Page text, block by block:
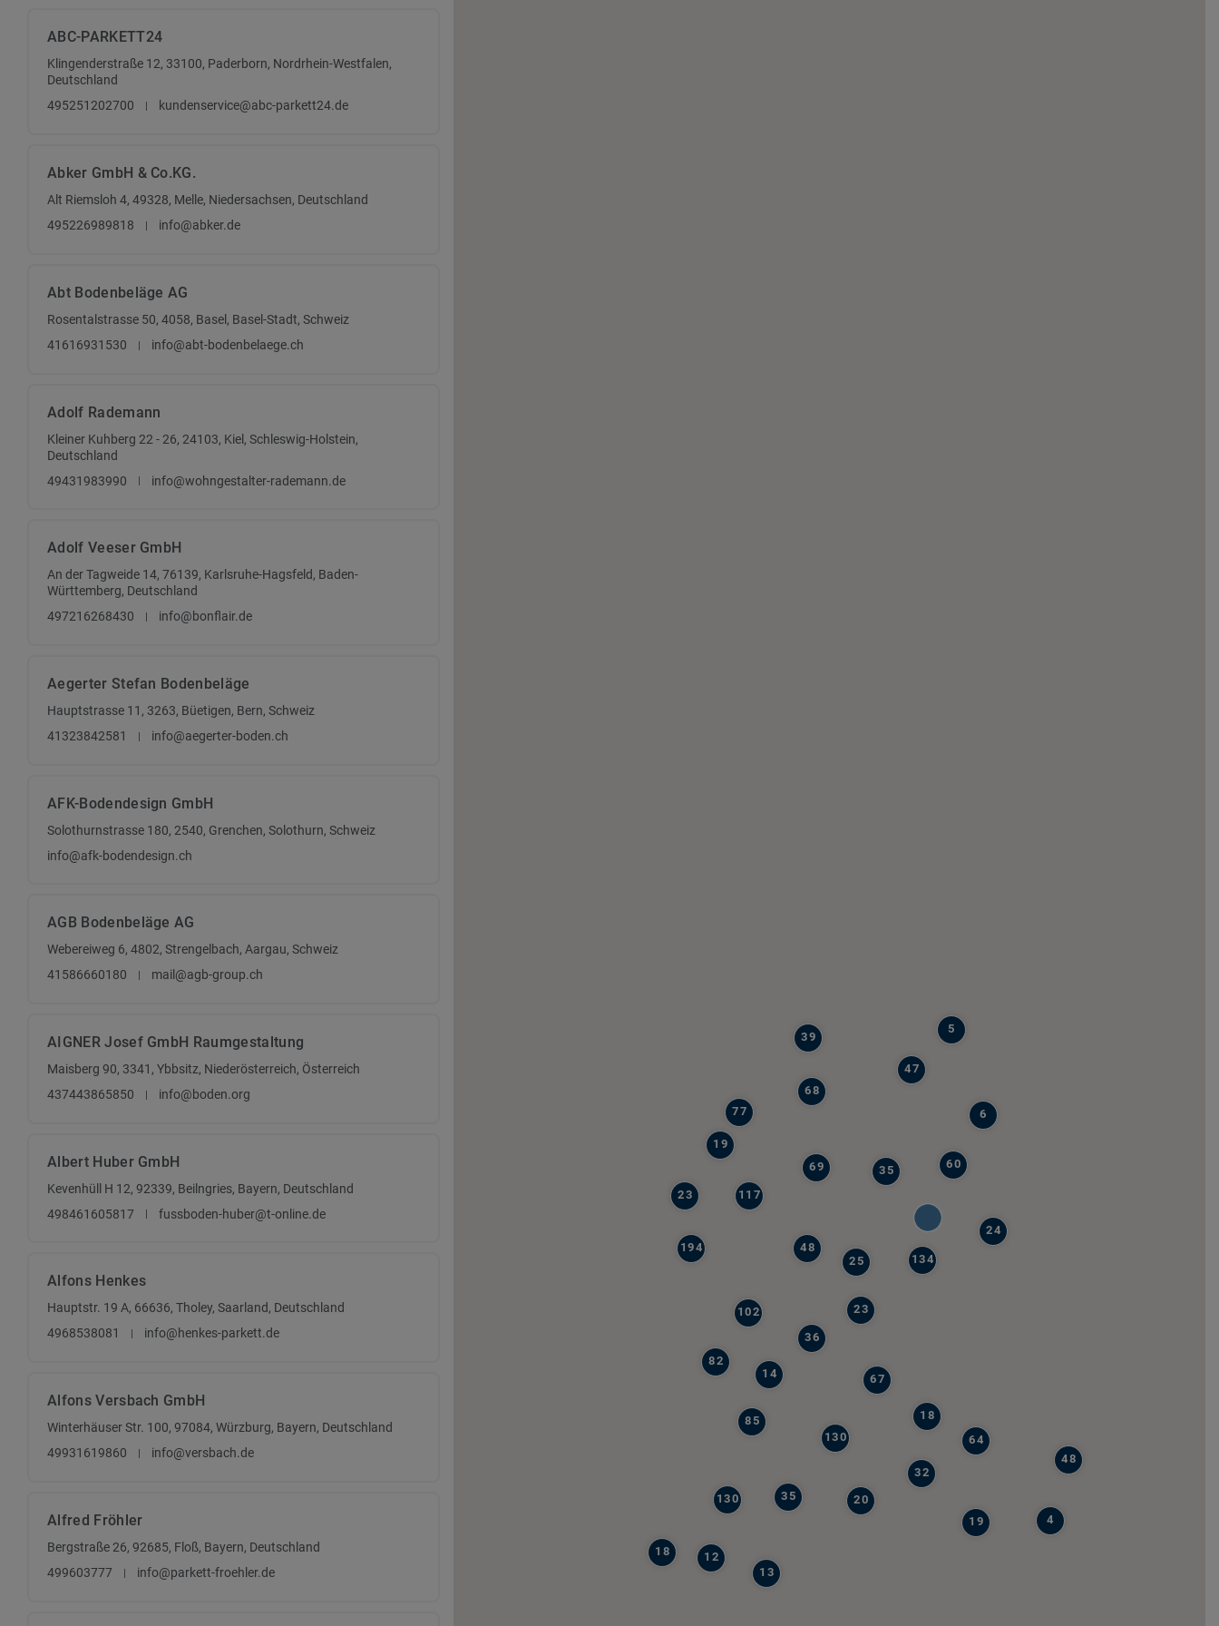
ABC-PARKETT24
Klingenderstraße 12, 33100, Paderborn, Nordrhein-Westfalen,
Deutschland
495251202700
kundenservice@abc-parkett24.de
Abker GmbH & Co.KG.
Alt Riemsloh 4, 49328, Melle, Niedersachsen, Deutschland
495226989818
info@abker.de
Abt Bodenbeläge AG
Rosentalstrasse 50, 4058, Basel, Basel-Stadt, Schweiz
41616931530
info@abt-bodenbelaege.ch
Adolf Rademann
Kleiner Kuhberg 22 - 26, 24103, Kiel, Schleswig-Holstein,
Deutschland
49431983990
info@wohngestalter-rademann.de
Adolf Veeser GmbH
An der Tagweide 14, 76139, Karlsruhe-Hagsfeld, Baden-
Württemberg, Deutschland
497216268430
info@bonflair.de
Aegerter Stefan Bodenbeläge
Hauptstrasse 11, 3263, Büetigen, Bern, Schweiz
41323842581
info@aegerter-boden.ch
AFK-Bodendesign GmbH
Solothurnstrasse 180, 2540, Grenchen, Solothurn, Schweiz
info@afk-bodendesign.ch
AGB Bodenbeläge AG
Webereiweg 6, 4802, Strengelbach, Aargau, Schweiz
41586660180
mail@agb-group.ch
AIGNER Josef GmbH Raumgestaltung
Maisberg 90, 3341, Ybbsitz, Niederösterreich, Österreich
437443865850
info@boden.org
Albert Huber GmbH
Kevenhüll H 12, 92339, Beilngries, Bayern, Deutschland
498461605817
fussboden-huber@t-online.de
Alfons Henkes
Hauptstr. 19 A, 66636, Tholey, Saarland, Deutschland
4968538081
info@henkes-parkett.de
Alfons Versbach GmbH
Winterhäuser Str. 100, 97084, Würzburg, Bayern, Deutschland
49931619860
info@versbach.de
Alfred Fröhler
Bergstraße 26, 92685, Floß, Bayern, Deutschland
499603777
info@parkett-froehler.de
48
85
194
77
117
130
39
64
67
82
36
130
69
134
23
68
35
35
102
19
23
47
19
48
14
60
12
18
32
13
20
24
6
25
5
4
18